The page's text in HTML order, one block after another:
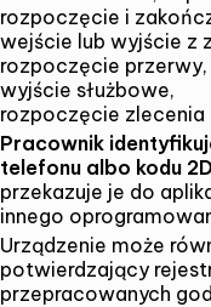
rozpoczęcie i
wejście lub wyjście z
rozpoczęcie przerwy,
wyjście służbowe,
rozpoczęcie zlecenia
Pracownik
telefonu albo kodu 2D
przekazuje je do
innego
Urządzenie może
potwierdzający
przepracowanych